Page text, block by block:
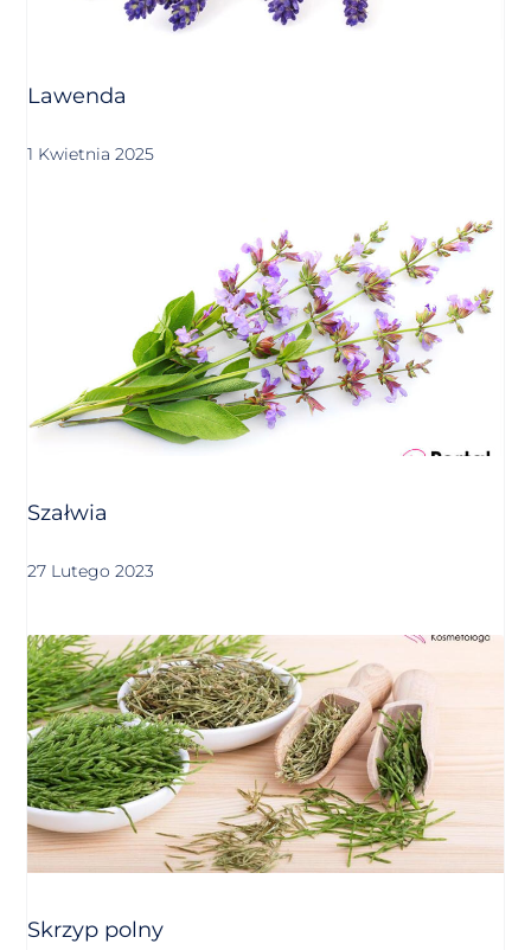
Lawenda
1 Kwietnia 2025
Szałwia
27 Lutego 2023
Skrzyp polny